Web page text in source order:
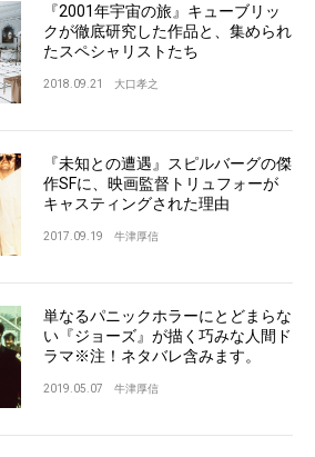
『2001年宇宙の旅』キューブリッ
クが徹底研究した作品と、集められ
たスペシャリストたち
2018.09.21 大口孝之
『未知との遭遇』スピルバーグの傑
作SFに、映画監督トリュフォーが
キャスティングされた理由
2017.09.19 牛津厚信
単なるパニックホラーにとどまらな
い『ジョーズ』が描く巧みな人間ド
ラマ※注！ネタバレ含みます。
2019.05.07 牛津厚信